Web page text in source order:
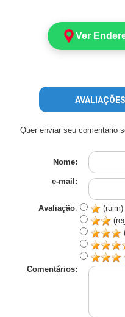
Ver
Quer enviar seu comentário
Nome:
e-mail:
Avaliação:
(ruim)
Comentários: